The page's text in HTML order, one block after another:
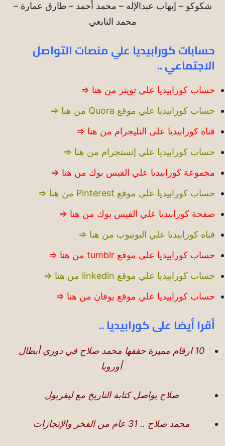
شكوكو – إيهاب عبدالإله – محمد أحمد – طارق عمارة –
محمد التابعي
حسابات كورابيديا علي منصات التواصل
الاجتماعي ..
حساب كورابيديا علي تويتر من هنا ⇒
حساب كورابيديا علي موقع Quora من هنا ⇒
قناه كورابيديا على التليجرام من هنا ⇒
حساب كورابيديا علي إنستجرام من هنا ⇒
مجموعة كورابيديا علي الفيس بوك من هنا ⇒
حساب كورابيديا علي موقع Pinterest من هنا ⇒
صفحة كورابيديا علي الفيس بوك من هنا ⇒
قناه كورابيديا علي اليوتيوب من هنا ⇒
حساب كورابيديا علي موقع tumblr من هنا ⇒
حساب كورابيديا علي موقع linkedin من هنا ⇒
حساب كورابيديا علي موقع يوفان من هنا ⇒
أقرا أيضا علىكورابيديا..
10 ارقام مميزة حققها محمد صلاح في دوري أبطال
أوروبا
صلاح يواصل كتابة التاريخ مع ليفربول
محمد صلاح .. 31 عام من الفخر والإنجازات